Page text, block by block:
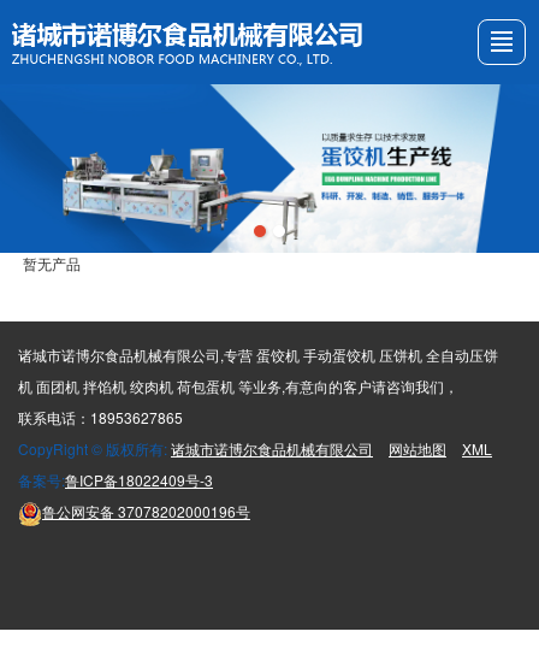
新闻资讯
暂无产品
诸城市诺博尔食品机械有限公司,专营 蛋饺机 手动蛋饺机 压饼机 全自动压饼
机 面团机 拌馅机 绞肉机 荷包蛋机 等业务,有意向的客户请咨询我们，
联系电话：18953627865
CopyRight © 版权所有:诸城市诺博尔食品机械有限公司 网站地图
XML
备案号:鲁ICP备18022409号-3
鲁公网安备37078202000196号